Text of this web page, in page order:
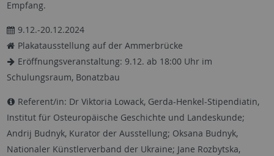
Empfang.
9.12.-20.12.2024
Plakatausstellung auf der Ammerbrücke
Eröffnungsveranstaltung: 9.12. ab 18:00 Uhr im
Schulungsraum, Bonatzbau
Referent/in: Dr Viktoria Lowack, Gerda-Henkel-Stipendiatin,
Institut für Osteuropäische Geschichte und Landeskunde;
Andrij Budnyk, Kurator der Ausstellung; Oksana Budnyk,
Nationaler Künstlerverband der Ukraine; Jane Rozbytska,